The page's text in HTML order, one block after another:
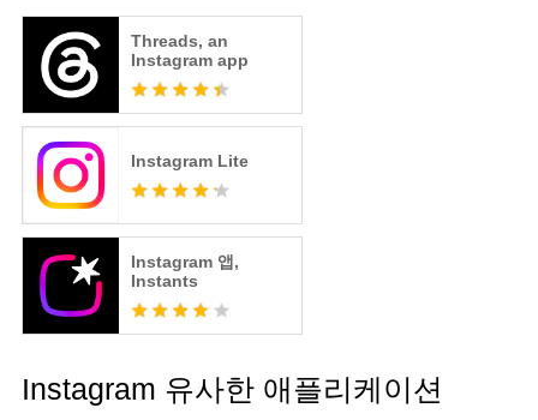
Threads, an
Instagram app
Instagram Lite
Instagram 앱,
Instants
Instagram 유사한 애플리케이션